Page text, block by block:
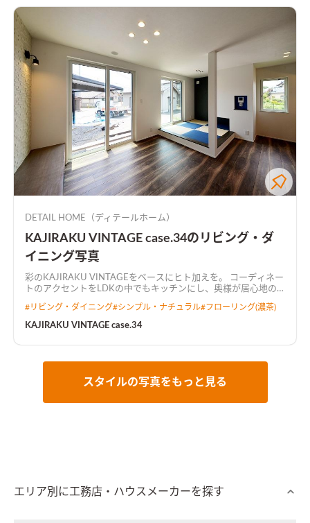
DETAIL HOME（ディテールホーム）
KAJIRAKU VINTAGE case.34のリビング・ダ
イニング写真
彩のKAJIRAKU VINTAGEをベースにヒト加えを。 コーディネー
トのアクセントをLDKの中でもキッチンにし、奥様が居心地の
広々とした空間に仕上がりました。
#リビング・ダイニング#シンプル・ナチュラル#フローリング(濃茶)
KAJIRAKU VINTAGE case.34
スタイルの写真をもっと見る
エリア別に工務店・ハウスメーカーを探す